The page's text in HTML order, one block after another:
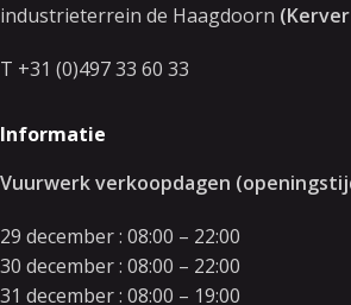
industrieterrein de Haagdoorn
T +31 (0)497 33 60 33
Informatie
Vuurwerk verkoopdagen
29 december : 08:00 – 22:00
30 december : 08:00 – 22:00
31 december : 08:00 – 19:00